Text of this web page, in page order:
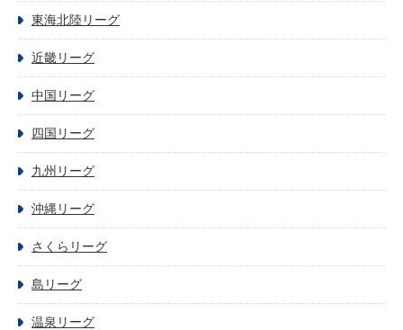
東海北陸リーグ
近畿リーグ
中国リーグ
四国リーグ
九州リーグ
沖縄リーグ
さくらリーグ
島リーグ
温泉リーグ